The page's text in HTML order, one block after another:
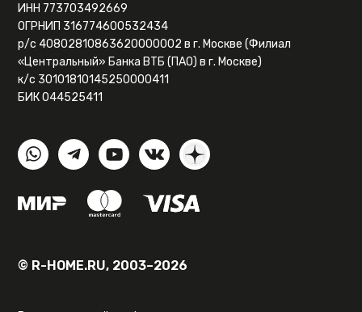
ИНН 773703492669
ОГРНИП 316774600532434
р/с 40802810863620000002 в г. Москве (Филиал
«Центральный» Банка ВТБ (ПАО) в г. Москве)
к/с 30101810145250000411
БИК 044525411
© R-HOME.RU, 2003–2026